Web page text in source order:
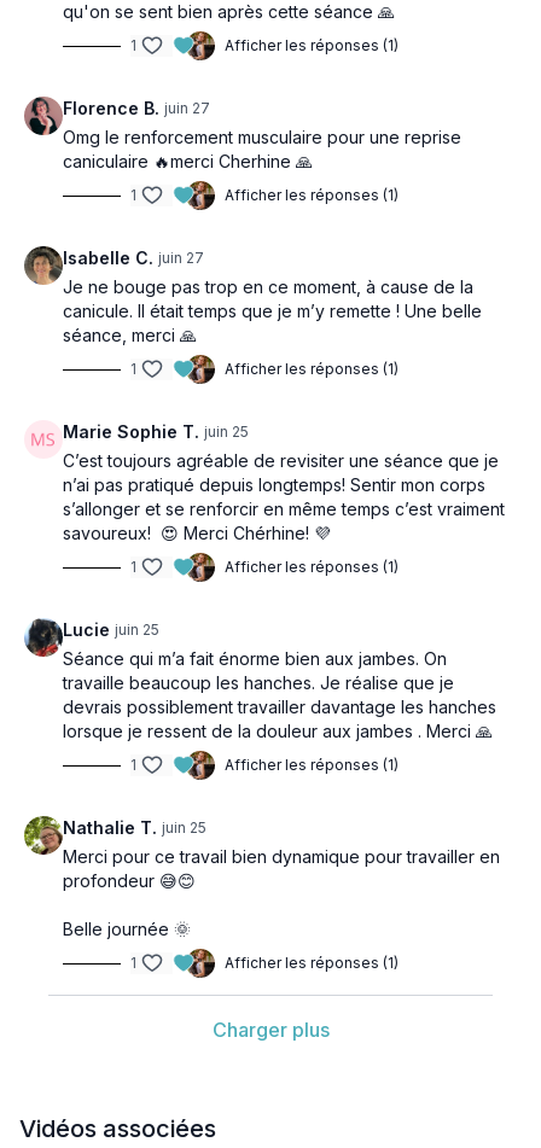
qu'on se sent bien après cette séance 🙏
1 Afficher les réponses (1)
Florence B. juin 27
Omg le renforcement musculaire pour une reprise
caniculaire 🔥merci Cherhine 🙏
1 Afficher les réponses (1)
Isabelle C. juin 27
Je ne bouge pas trop en ce moment, à cause de la
canicule. Il était temps que je m’y remette ! Une belle
séance, merci 🙏
1 Afficher les réponses (1)
Marie Sophie T. juin 25
C’est toujours agréable de revisiter une séance que je
n’ai pas pratiqué depuis longtemps! Sentir mon corps
s’allonger et se renforcir en même temps c’est vraiment
savoureux! 😍 Merci Chérhine! 💜
1 Afficher les réponses (1)
Lucie juin 25
Séance qui m’a fait énorme bien aux jambes. On
travaille beaucoup les hanches. Je réalise que je
devrais possiblement travailler davantage les hanches
lorsque je ressent de la douleur aux jambes . Merci 🙏
1 Afficher les réponses (1)
Nathalie T. juin 25
Merci pour ce travail bien dynamique pour travailler en
profondeur 😅😊
Belle journée 🌞
1 Afficher les réponses (1)
Charger plus
Vidéos associées